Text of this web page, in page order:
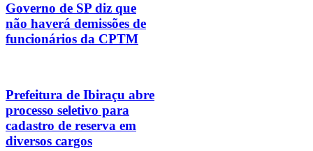
Governo de SP diz que
não haverá demissões de
funcionários da CPTM
Prefeitura de Ibiraçu abre
processo seletivo para
cadastro de reserva em
diversos cargos